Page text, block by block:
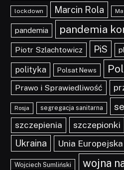
lockdown Marcin Rola
pandemia pandemia
Piotr Szlachtowicz PiS
polityka Polsat News
Prawo i Sprawiedliwość
Rosja segregacja sanitarna
szczepienia szczepionki
Ukraina Unia Europejska
Wojciech Sumliński wojna